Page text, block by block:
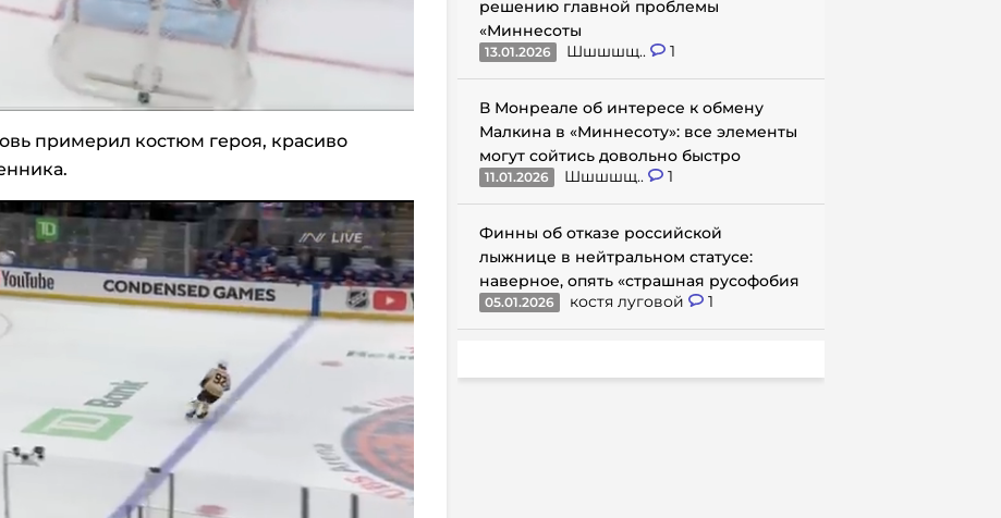
примерил костюм героя, красиво
решению главной проблемы
«Миннесоты
13.01.2026 Шшшшщ.. 1
В Монреале об интересе к обмену
Малкина в «Миннесоту»: все элементы
могут сойтись довольно быстро
11.01.2026 Шшшшщ.. 1
Финны об отказе российской
лыжнице в нейтральном статусе:
наверное, опять «страшная русофобия
05.01.2026 костя луговой 1